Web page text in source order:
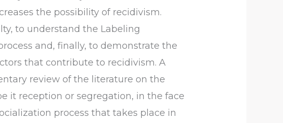
the possibility of recidivism.
to understand the Labeling
and, finally, to demonstrate the
that contribute to recidivism. A
review of the literature on the
it reception or segregation, in the face
process that takes place in